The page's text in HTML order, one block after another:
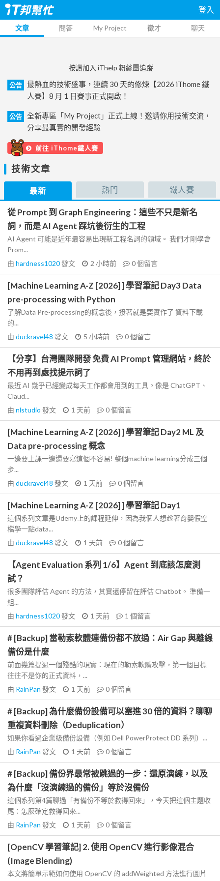
登入
文章 問答 My Project 徵才 聊天
按讚加入 iThelp 粉絲團追蹤
公告
最熱血的技術盛事，連續 30 天的修煉【2026 iThome 鐵
人賽】8 月 1 日賽事正式開啟！
公告
全新專區「My Project」正式上線！邀請你用技術交流，
分享最真實的開發經驗
前往 iThome鐵人賽
技術文章
最新 熱門 鐵人賽
從 Prompt 到 Graph Engineering：這些不只是新名
詞，而是 AI Agent 踩坑後衍生的工程
AI Agent 可能是近年最容易出現新工程名詞的領域。 我們才剛學會
Prom...
由 hardness1020發文 2 小時前 0個留言
[Machine Learning A-Z [2026] ] 學習筆記 Day3 Data
pre-processing with Python
了解Data Pre-processing的概念後，接著就是要實作了 資料下載
的...
由 duckravel48 發文 5 小時前 0個留言
【分享】台灣團隊開發 免費 AI Prompt 管理網站，終於
不用再到處找提示詞了
最近 AI 幾乎已經變成每天工作都會用到的工具。像是 ChatGPT、
Claud...
由 nlstudio 發文 1 天前 0個留言
[Machine Learning A-Z [2026] ] 學習筆記 Day2 ML 及
Data pre-processing 概念
一邊要上課一邊還要寫這個不容易! 整個machine learning分成三個
步...
由 duckravel48 發文 1 天前 0個留言
[Machine Learning A-Z [2026] ] 學習筆記 Day1
這個系列文章是Udemy上的課程延伸，因為我個人想趁著育嬰假空
檔學一點data...
由 duckravel48 發文 1 天前 0個留言
【Agent Evaluation 系列 1/6】Agent 到底該怎麼測
試？
很多團隊評估 Agent 的方法，其實還停留在評估 Chatbot。 準備一
組...
由 hardness1020發文 1 天前 1 個留言
# [Backup] 當勒索軟體連備份都不放過：Air Gap 與離線
備份是什麼
前面幾篇提過一個殘酷的現實：現在的勒索軟體攻擊，第一個目標
往往不是你的正式資料，...
由 RainPan 發文 1 天前 0個留言
# [Backup] 為什麼備份設備可以塞進 30 倍的資料？聊聊
重複資料刪除（Deduplication）
如果你看過企業級備份設備（例如 Dell PowerProtect DD 系列）...
由 RainPan 發文 1 天前 0個留言
# [Backup] 備份界最常被跳過的一步：還原演練，以及
為什麼「沒演練過的備份」等於沒備份
這個系列第4篇聊過「有備份不等於救得回來」，今天把這個主題收
尾：怎麼確定救得回來...
由 RainPan 發文 1 天前 0個留言
[OpenCV 學習筆記] 2. 使用 OpenCV 進行影像混合
(Image Blending)
本文將簡單示範如何使用 OpenCV 的 addWeighted 方法進行圖片